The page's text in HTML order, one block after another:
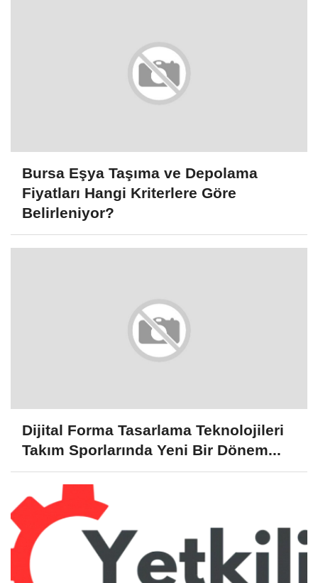
Bursa Eşya Taşıma ve Depolama
Fiyatları Hangi Kriterlere Göre
Belirleniyor?
Dijital Forma Tasarlama Teknolojileri
Takım Sporlarında Yeni Bir Dönem...